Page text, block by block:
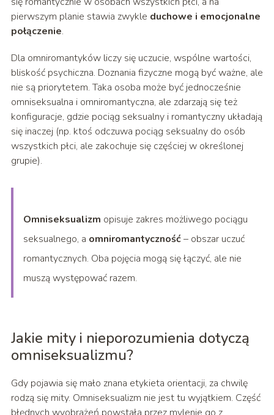
pierwszym planie stawia zwykle duchowe i emocjonalne
połączenie.
Dla omniromantyków liczy się uczucie, wspólne wartości,
bliskość psychiczna. Doznania fizyczne mogą być ważne, ale
nie są priorytetem. Taka osoba może być jednocześnie
omniseksualna i omniromantyczna, ale zdarzają się też
konfiguracje, gdzie pociąg seksualny i romantyczny układają
się inaczej (np. ktoś odczuwa pociąg seksualny do osób
wszystkich płci, ale zakochuje się częściej w określonej
grupie).
Omniseksualizm opisuje zakres możliwego pociągu
seksualnego, a omniromantyczność– obszar uczuć
romantycznych. Oba pojęcia mogą się łączyć, ale nie
muszą występować razem.
Jakie mity i nieporozumienia dotyczą
omniseksualizmu?
Gdy pojawia się mało znana etykieta orientacji, za chwilę
rodzą się mity. Omniseksualizm nie jest tu wyjątkiem. Część